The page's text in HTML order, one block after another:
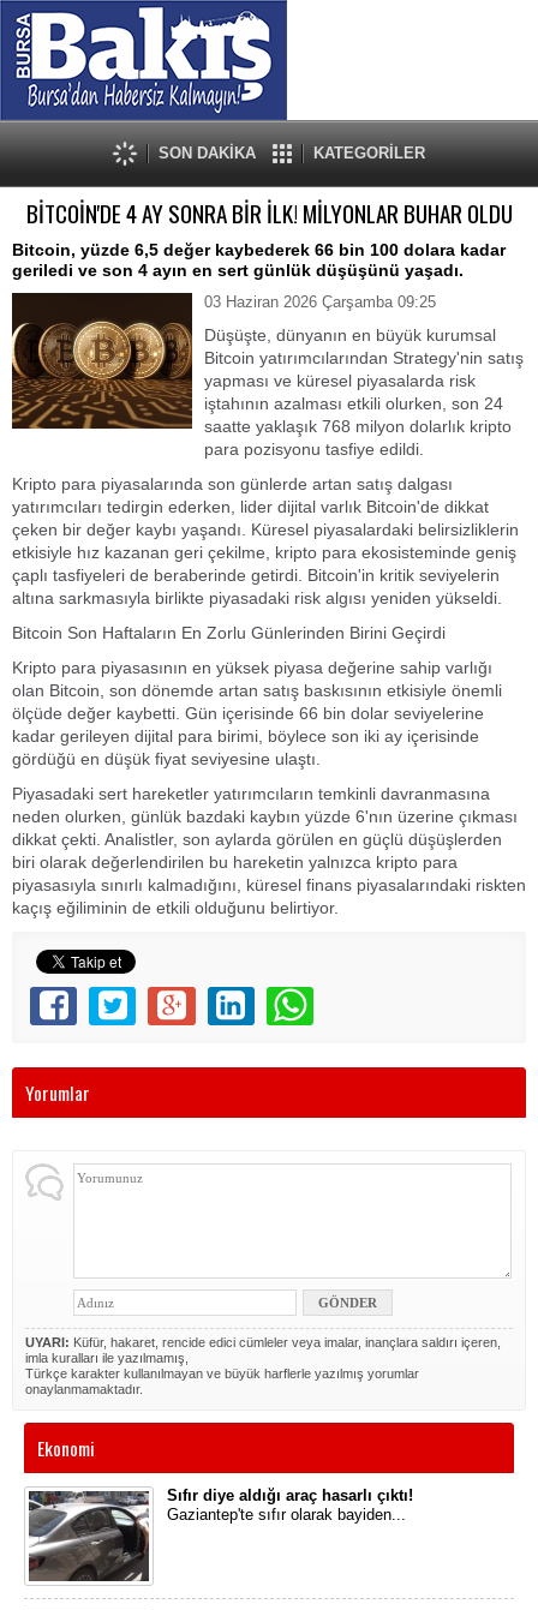
SON DAKİKA KATEGORİLER
BİTCOİN'DE 4 AY SONRA BİR İLK! MİLYONLAR BUHAR OLDU
Bitcoin, yüzde 6,5 değer kaybederek 66 bin 100 dolara kadar
geriledi ve son 4 ayın en sert günlük düşüşünü yaşadı.
03 Haziran 2026 Çarşamba 09:25
Düşüşte, dünyanın en büyük kurumsal
Bitcoin yatırımcılarından Strategy'nin satış
yapması ve küresel piyasalarda risk
iştahının azalması etkili olurken, son 24
saatte yaklaşık 768 milyon dolarlık kripto
para pozisyonu tasfiye edildi.
Kripto para piyasalarında son günlerde artan satış dalgası
yatırımcıları tedirgin ederken, lider dijital varlık Bitcoin'de dikkat
çeken bir değer kaybı yaşandı. Küresel piyasalardaki belirsizliklerin
etkisiyle hız kazanan geri çekilme, kripto para ekosisteminde geniş
çaplı tasfiyeleri de beraberinde getirdi. Bitcoin'in kritik seviyelerin
altına sarkmasıyla birlikte piyasadaki risk algısı yeniden yükseldi.
Bitcoin Son Haftaların En Zorlu Günlerinden Birini Geçirdi
Kripto para piyasasının en yüksek piyasa değerine sahip varlığı
olan Bitcoin, son dönemde artan satış baskısının etkisiyle önemli
ölçüde değer kaybetti. Gün içerisinde 66 bin dolar seviyelerine
kadar gerileyen dijital para birimi, böylece son iki ay içerisinde
gördüğü en düşük fiyat seviyesine ulaştı.
Piyasadaki sert hareketler yatırımcıların temkinli davranmasına
neden olurken, günlük bazdaki kaybın yüzde 6'nın üzerine çıkması
dikkat çekti. Analistler, son aylarda görülen en güçlü düşüşlerden
biri olarak değerlendirilen bu hareketin yalnızca kripto para
piyasasıyla sınırlı kalmadığını, küresel finans piyasalarındaki riskten
kaçış eğiliminin de etkili olduğunu belirtiyor.
Yorumlar
UYARI: Küfür, hakaret, rencide edici cümleler veya imalar, inançlara saldırı içeren,
imla kuralları ile yazılmamış,
Türkçe karakter kullanılmayan ve büyük harflerle yazılmış yorumlar
onaylanmamaktadır.
Ekonomi
Sıfır diye aldığı araç hasarlı çıktı!
Gaziantep'te sıfır olarak bayiden...